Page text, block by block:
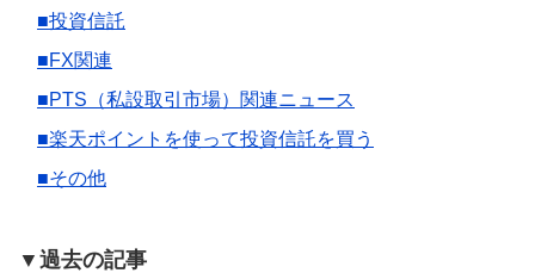
■投資信託
■FX関連
■PTS（私設取引市場）関連ニュース
■楽天ポイントを使って投資信託を買う
■その他
▼過去の記事